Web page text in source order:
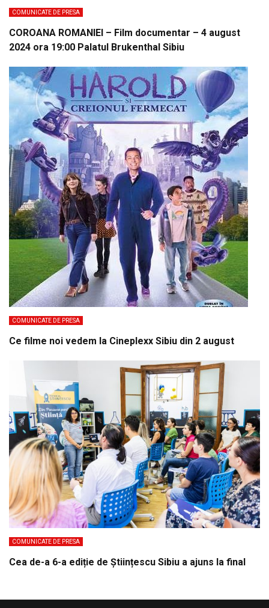
COMUNICATE DE PRESA
COROANA ROMANIEI – Film documentar – 4 august
2024 ora 19:00 Palatul Brukenthal Sibiu
COMUNICATE DE PRESA
Ce filme noi vedem la Cineplexx Sibiu din 2 august
COMUNICATE DE PRESA
Cea de-a 6-a ediție de Științescu Sibiu a ajuns la final